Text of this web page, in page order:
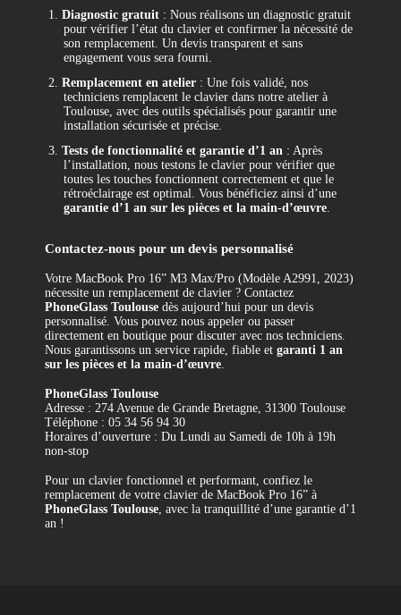
1. Diagnostic gratuit : Nous réalisons un diagnostic gratuit
pour vérifier l’état du clavier et confirmer la nécessité de
son remplacement. Un devis transparent et sans
engagement vous sera fourni.
2. Remplacement en atelier : Une fois validé, nos
techniciens remplacent le clavier dans notre atelier à
Toulouse, avec des outils spécialisés pour garantir une
installation sécurisée et précise.
3. Tests de fonctionnalité et garantie d’1 an : Après
l’installation, nous testons le clavier pour vérifier que
toutes les touches fonctionnent correctement et que le
rétroéclairage est optimal. Vous bénéficiez ainsi d’une
garantie d’1 an sur les pièces et la main-d’œuvre.
Contactez-nous pour un devis personnalisé
Votre MacBook Pro 16” M3 Max/Pro (Modèle A2991, 2023)
nécessite un remplacement de clavier ? Contactez
PhoneGlass Toulouse dès aujourd’hui pour un devis
personnalisé. Vous pouvez nous appeler ou passer
directement en boutique pour discuter avec nos techniciens.
Nous garantissons un service rapide, fiable et garanti 1 an
sur les pièces et la main-d’œuvre.
PhoneGlass Toulouse
Adresse : 274 Avenue de Grande Bretagne, 31300 Toulouse
Téléphone : 05 34 56 94 30
Horaires d’ouverture : Du Lundi au Samedi de 10h à 19h
non-stop
Pour un clavier fonctionnel et performant, confiez le
remplacement de votre clavier de MacBook Pro 16” à
PhoneGlass Toulouse, avec la tranquillité d’une garantie d’1
an !